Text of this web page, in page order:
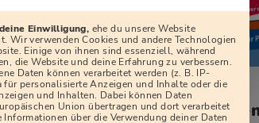
bei der
Einwilligung, ehe du unsere Website
Wir verwenden Cookies und andere Technologien
Einige von ihnen sind essenziell, während
die Website und deine Erfahrung zu verbessern.
Daten können verarbeitet werden (z. B. IP-
für personalisierte Anzeigen und Inhalte oder die
und Inhalten. Dabei können Daten
Union übertragen und dort verarbeitet
Informationen über die Verwendung deiner Daten